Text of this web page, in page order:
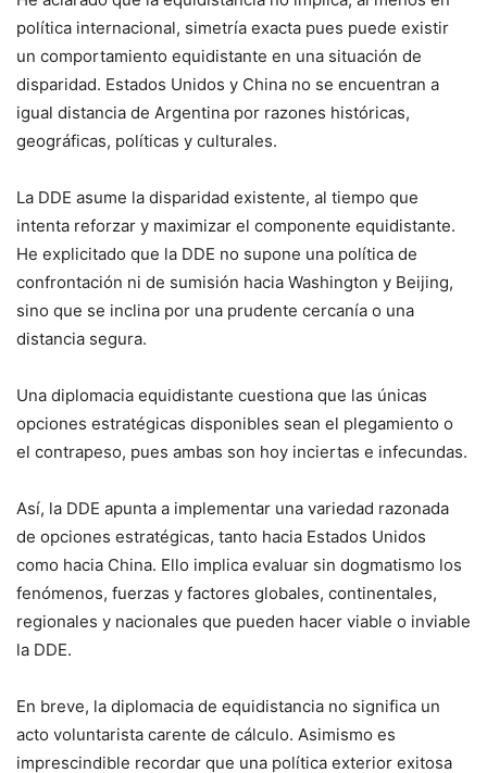
política internacional, simetría exacta pues puede existir
un comportamiento equidistante en una situación de
disparidad. Estados Unidos y China no se encuentran a
igual distancia de Argentina por razones históricas,
geográficas, políticas y culturales.
La DDE asume la disparidad existente, al tiempo que
intenta reforzar y maximizar el componente equidistante.
He explicitado que la DDE no supone una política de
confrontación ni de sumisión hacia Washington y Beijing,
sino que se inclina por una prudente cercanía o una
distancia segura.
Una diplomacia equidistante cuestiona que las únicas
opciones estratégicas disponibles sean el plegamiento o
el contrapeso, pues ambas son hoy inciertas e infecundas.
Así, la DDE apunta a implementar una variedad razonada
de opciones estratégicas, tanto hacia Estados Unidos
como hacia China. Ello implica evaluar sin dogmatismo los
fenómenos, fuerzas y factores globales, continentales,
regionales y nacionales que pueden hacer viable o inviable
la DDE.
En breve, la diplomacia de equidistancia no significa un
acto voluntarista carente de cálculo. Asimismo es
imprescindible recordar que una política exterior exitosa